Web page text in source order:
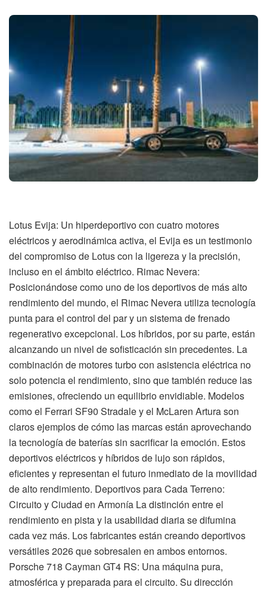
Lotus Evija: Un hiperdeportivo con cuatro motores
eléctricos y aerodinámica activa, el Evija es un testimonio
del compromiso de Lotus con la ligereza y la precisión,
incluso en el ámbito eléctrico. Rimac Nevera:
Posicionándose como uno de los deportivos de más alto
rendimiento del mundo, el Rimac Nevera utiliza tecnología
punta para el control del par y un sistema de frenado
regenerativo excepcional. Los híbridos, por su parte, están
alcanzando un nivel de sofisticación sin precedentes. La
combinación de motores turbo con asistencia eléctrica no
solo potencia el rendimiento, sino que también reduce las
emisiones, ofreciendo un equilibrio envidiable. Modelos
como el Ferrari SF90 Stradale y el McLaren Artura son
claros ejemplos de cómo las marcas están aprovechando
la tecnología de baterías sin sacrificar la emoción. Estos
deportivos eléctricos y híbridos de lujo son rápidos,
eficientes y representan el futuro inmediato de la movilidad
de alto rendimiento. Deportivos para Cada Terreno:
Circuito y Ciudad en Armonía La distinción entre el
rendimiento en pista y la usabilidad diaria se difumina
cada vez más. Los fabricantes están creando deportivos
versátiles 2026 que sobresalen en ambos entornos.
Porsche 718 Cayman GT4 RS: Una máquina pura,
atmosférica y preparada para el circuito. Su dirección